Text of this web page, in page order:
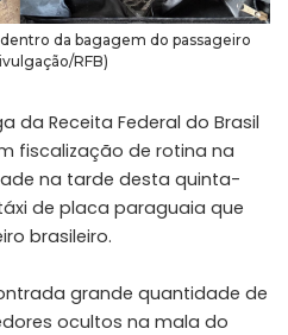
da bagagem do passageiro
RFB)
da Receita Federal do Brasil
fiscalização de rotina na
na tarde desta quinta-
de placa paraguaia que
brasileiro.
grande quantidade de
ocultos na mala do